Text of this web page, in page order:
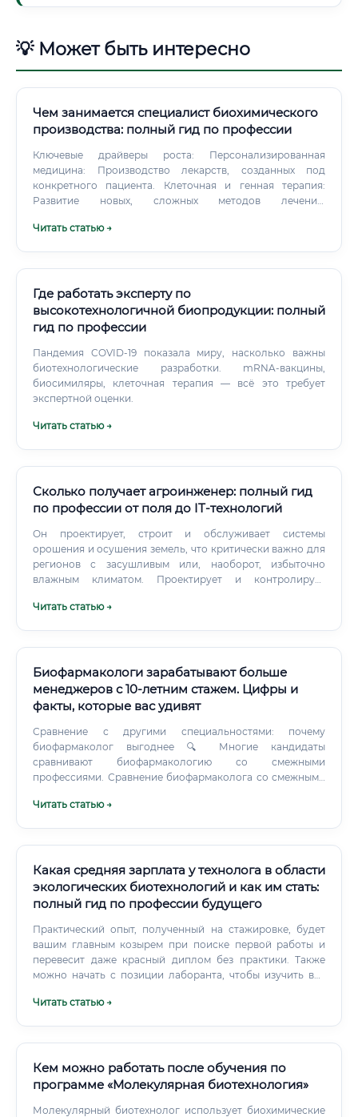
💡 Может быть интересно
Чем занимается специалист биохимического
производства: полный гид по профессии
Ключевые драйверы роста: Персонализированная
медицина: Производство лекарств, созданных под
конкретного пациента. Клеточная и генная терапия:
Развитие новых, сложных методов лечения.
биоразлагаемых пластиков.
Читать статью →
Где работать эксперту по
высокотехнологичной биопродукции: полный
гид по профессии
Пандемия COVID-19 показала миру, насколько важны
биотехнологические разработки. mRNA-вакцины,
биосимиляры, клеточная терапия — всё это требует
экспертной оценки.
Читать статью →
Сколько получает агроинженер: полный гид
по профессии от поля до IT-технологий
Он проектирует, строит и обслуживает системы
орошения и осушения земель, что критически важно для
регионов с засушливым или, наоборот, избыточно
влажным климатом. Проектирует и контролирует
объектов: коровников, свинокомплексов, птицефабрик,
агроинженером, одного желания работать «на земле»
недостаточно.
Читать статью →
Биофармакологи зарабатывают больше
менеджеров с 10-летним стажем. Цифры и
факты, которые вас удивят
Сравнение с другими специальностями: почему
биофармаколог выгоднее 🔍 Многие кандидаты
сравнивают биофармакологию со смежными
профессиями. Сравнение биофармаколога со смежными
биофармаколога перед смежными профессиями ✅
значимость работы.
Читать статью →
Какая средняя зарплата у технолога в области
экологических биотехнологий и как им стать:
полный гид по профессии будущего
Практический опыт, полученный на стажировке, будет
вашим главным козырем при поиске первой работы и
перевесит даже красный диплом без практики. Также
можно начать с позиции лаборанта, чтобы изучить все
качества Для успеха в этой профессии нужен сплав
Читать статью →
Кем можно работать после обучения по
программе «Молекулярная биотехнология»
Молекулярный биотехнолог использует биохимические